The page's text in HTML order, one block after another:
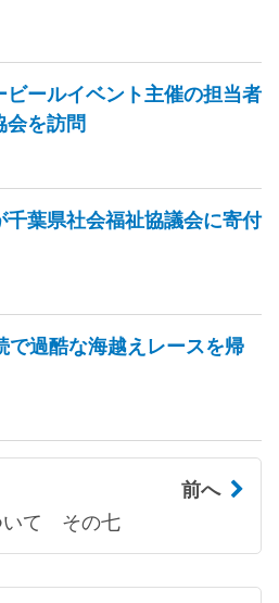
ビールイベント主催の担当者
会を訪問
千葉県社会福祉協議会に寄付
で過酷な海越えレースを帰
前へ
いて その七